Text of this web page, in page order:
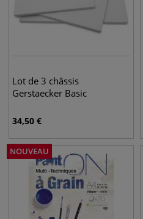
Lot de 3 châssis
Gerstaecker Basic
34,50 €
NOUVEAU